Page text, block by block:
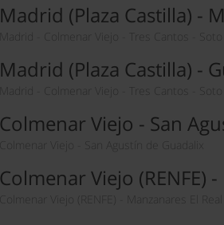
preferencias y retirar tu
Madrid (Plaza Castilla) -
Madrid - Colmenar Viejo - Tres Cantos -
Madrid (Plaza Castilla) -
Madrid - Colmenar Viejo - Tres Cantos -
Colmenar Viejo - San
Colmenar Viejo - San Agustín de Guadalix
Colmenar Viejo (RENFE)